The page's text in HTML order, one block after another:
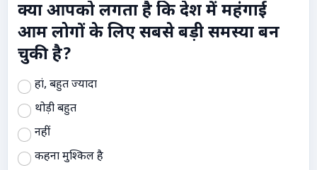
क्या आपको लगता है कि देश में महंगाई
आम लोगों के लिए सबसे बड़ी समस्या बन
चुकी है?
हां, बहुत ज्यादा
थोड़ी बहुत
नहीं
कहना मुश्किल है